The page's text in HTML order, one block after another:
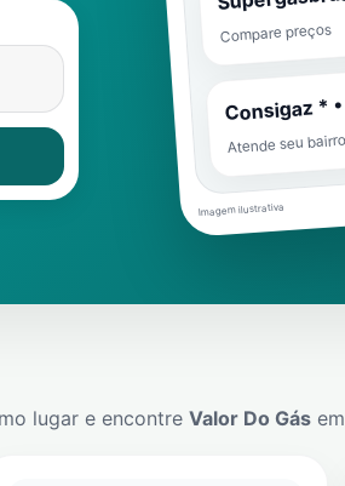
Compare preços
Consigaz *
Atende seu
Imagem ilustrativa
lugar e encontre Valor Do Gás